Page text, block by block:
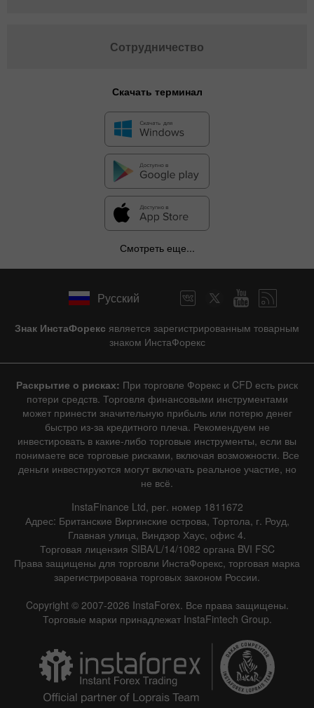
Сотрудничество
Скачать терминал
Смотреть еще...
Русский
Знак ИнстаФорекс является зарегистрированным товарным
знаком ИнстаФорекс
Раскрытие о рисках: При торговле Форекс и CFD есть риск
потери средств. Торговля финансовыми инструментами
может принести значительную прибыль или потерю денег
быстро из-за кредитного плеча. Рекомендуем не
инвестировать в какие-либо торговые инструменты, если вы
понимаете все торговые рисками, включая возможности. Все
деньги инвестируются могут включать реальное участие, но
не всё.
InstaFinance Ltd, рег. номер 1811672
Адрес: Британские Виргинские острова, Тортола, г. Роуд,
Главная улица, Виндзор Хаус, офис 4.
Торговая лицензия SIBA/L/14/1082 органа BVI FSC
Права защищены для торговли ИнстаФорекс, торговая марка
зарегистрирована торговых законом России.
Copyright © 2007-2026 InstaForex. Все права защищены.
Торговые марки принадлежат InstaFintech Group.